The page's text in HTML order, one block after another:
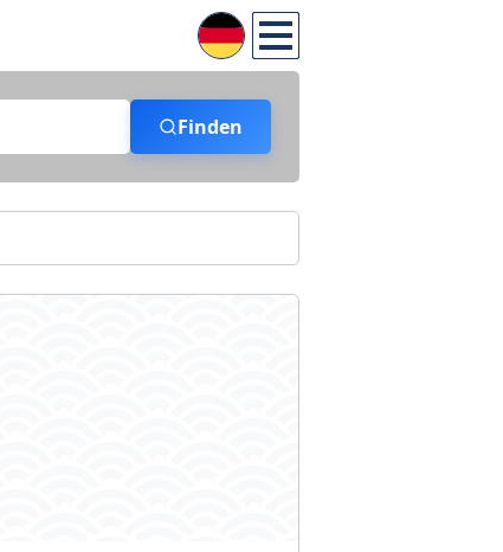
Finden